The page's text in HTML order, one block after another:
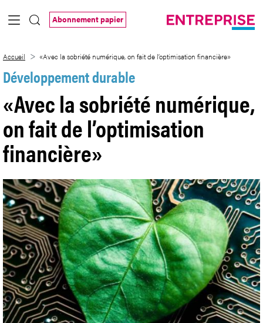
Saut au contenu principal
Abonnement papier
Accueil «Avec la sobriété numérique, on fait de l’optimisation financière»
Développement durable
«Avec la sobriété numérique,
on fait de l’optimisation
financière»